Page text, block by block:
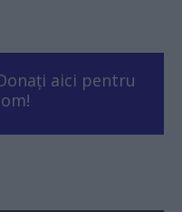
aici pentru